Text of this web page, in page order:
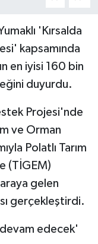
'Kırsalda
kapsamında
en iyisi 160 bin
duyurdu.
Projesi'nde
ve Orman
Polatlı Tarım
(TİGEM)
gelen
gerçekleştirdi.
edecek'